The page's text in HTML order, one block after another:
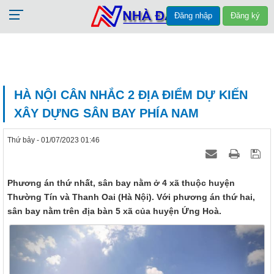
Đăng nhập Đăng ký
HÀ NỘI CÂN NHẮC 2 ĐỊA ĐIỂM DỰ KIẾN
XÂY DỰNG SÂN BAY PHÍA NAM
Thứ bảy - 01/07/2023 01:46
Phương án thứ nhất, sân bay nằm ở 4 xã thuộc huyện
Thường Tín và Thanh Oai (Hà Nội). Với phương án thứ hai,
sân bay nằm trên địa bàn 5 xã của huyện Ứng Hoà.